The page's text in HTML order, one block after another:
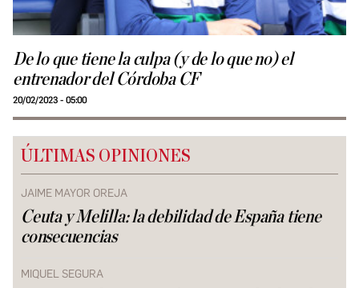
De lo que tiene la culpa (y de lo que no) el
entrenador del Córdoba CF
20/02/2023 - 05:00
ÚLTIMAS OPINIONES
JAIME MAYOR OREJA
Ceuta y Melilla: la debilidad de España tiene
consecuencias
MIQUEL SEGURA